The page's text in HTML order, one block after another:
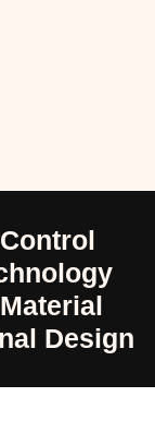
Design